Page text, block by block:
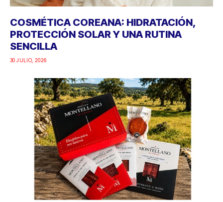
COSMÉTICA COREANA: HIDRATACIÓN,
PROTECCIÓN SOLAR Y UNA RUTINA
SENCILLA
30 JULIO, 2026